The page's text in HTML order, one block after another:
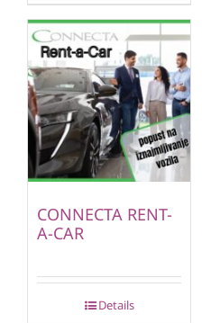
CONNECTA RENT-
A-CAR
Details